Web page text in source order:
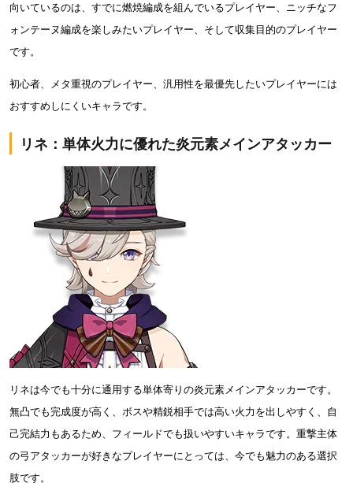
向いているのは、すでに燃焼編成を組んでいるプレイヤー、ニッチなフ
ォンテーヌ編成を楽しみたいプレイヤー、そして収集目的のプレイヤー
です。
初心者、メタ重視のプレイヤー、汎用性を最優先したいプレイヤーには
おすすめしにくいキャラです。
リネ：単体火力に優れた炎元素メインアタッカー
リネは今でも十分に通用する単体寄りの炎元素メインアタッカーです。
無凸でも完成度が高く、ボスや精鋭相手では高い火力を出しやすく、自
己完結力もあるため、フィールドでも扱いやすいキャラです。重撃主体
の弓アタッカーが好きなプレイヤーにとっては、今でも魅力のある選択
肢です。